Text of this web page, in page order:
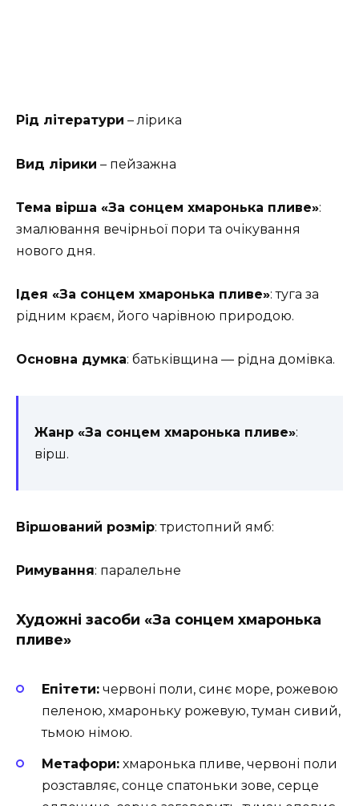
Рід літератури – лірика
Вид лірики – пейзажна
Тема вірша «За сонцем хмаронька пливе»:
змалювання вечірньої пори та очікування
нового дня.
Ідея «За сонцем хмаронька пливе»: туга за
рідним краєм, його чарівною природою.
Основна думка: батьківщина — рідна домівка.
Жанр «За сонцем хмаронька пливе»:
вірш.
Віршований розмір: тристопний ямб:
Римування: паралельне
Художні засоби «За сонцем хмаронька
пливе»
Епітети: червоні поли, синє море, рожевою
пеленою, хмароньку рожевую, туман сивий,
тьмою німою.
Метафори: хмаронька пливе, червоні поли
розставляє, сонце спатоньки зове, серце